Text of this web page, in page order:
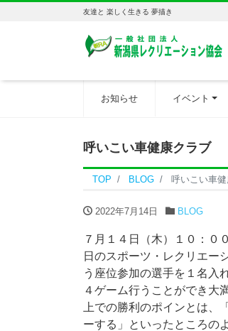
友達と 楽しく生きる 夢描き
お知らせ イベント
呼いこい車健康クラブ
TOP BLOG 呼いこい車
2022年7月14日 BLOG
７月１４日（木）１０：
日のスポーツ・レクリエー
う座位参加の選手を１名入
４ゲーム行うことができ大
上での勝利のポインとは
ーする」といったところの